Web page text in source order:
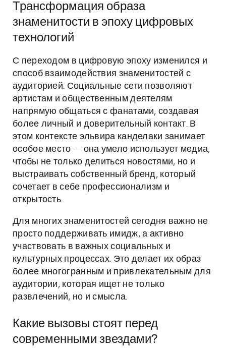
Трансформация образа
знаменитости в эпоху цифровых
технологий
С переходом в цифровую эпоху изменился и
способ взаимодействия знаменитостей с
аудиторией. Социальные сети позволяют
артистам и общественным деятелям
напрямую общаться с фанатами, создавая
более личный и доверительный контакт. В
этом контексте эльвира канделаки занимает
особое место — она умело использует медиа,
чтобы не только делиться новостями, но и
выстраивать собственный бренд, который
сочетает в себе профессионализм и
открытость.
Для многих знаменитостей сегодня важно не
просто поддерживать имидж, а активно
участвовать в важных социальных и
культурных процессах. Это делает их образ
более многогранным и привлекательным для
аудитории, которая ищет не только
развлечений, но и смысла.
Какие вызовы стоят перед
современными звездами?